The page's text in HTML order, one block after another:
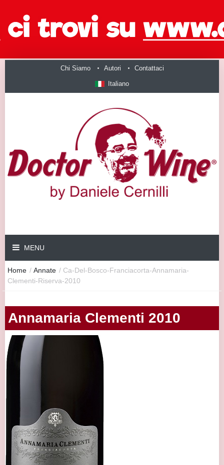
Chi Siamo Autori Contattaci
Italiano
MENU
Home / Annate / Ca-Del-Bosco-Franciacorta-Annamaria-
Clementi-Riserva-2010
Annamaria Clementi 2010